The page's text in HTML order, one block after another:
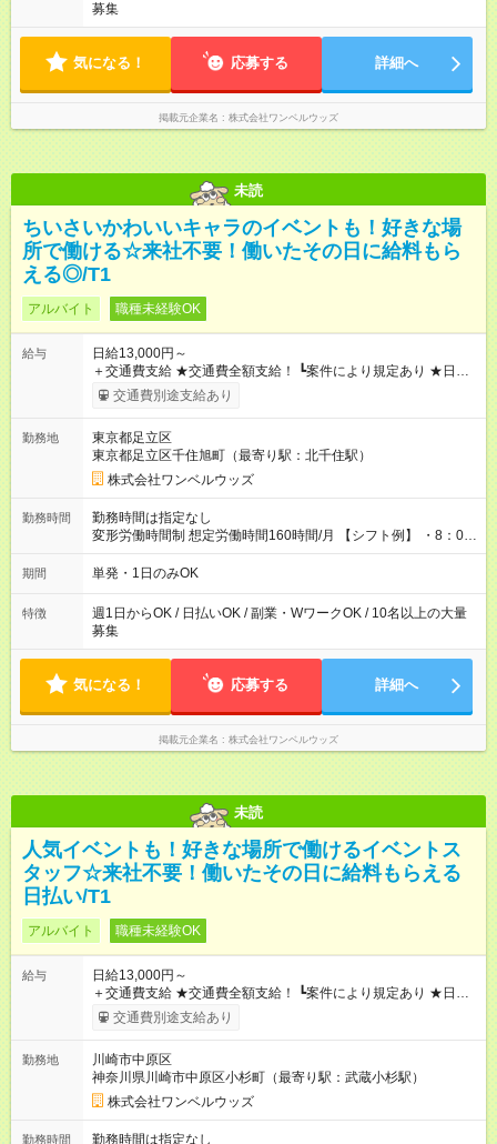
募集
気になる！ 応募する 詳細へ
掲載元企業名 株式会社ワンベルウッズ
未読
ちいさいかわいいキャラのイベントも！好きな場
所で働ける☆来社不要！働いたその日に給料もら
える◎/T1
アルバイト 職種未経験OK
給与
日給13,000円～
＋交通費支給 ★交通費全額支給！ ┗案件により規定あり ★日払
いOK！（規定あり） ┗働いたその日に現金GET♪ お仕事後はコ
ンビニATMから 日払い分を引き落とせます！ 【試用期間】試
交通費別途支給あり
勤務地
東京都足立区
東京都足立区千住旭町（最寄り駅：北千住駅）
株式会社ワンベルウッズ
勤務時間
勤務時間は指定なし
変形労働時間制 想定労働時間160時間/月 【シフト例】 ・8：00
～21：00
期間 単発・1日のみOK
特徴
週1日からOK / 日払いOK / 副業・WワークOK / 10名以上の大量
募集
気になる！ 応募する 詳細へ
掲載元企業名 株式会社ワンベルウッズ
未読
人気イベントも！好きな場所で働けるイベントス
タッフ☆来社不要！働いたその日に給料もらえる
日払い/T1
アルバイト 職種未経験OK
給与
日給13,000円～
＋交通費支給 ★交通費全額支給！ ┗案件により規定あり ★日払
いOK！（規定あり） ┗働いたその日に現金GET♪ お仕事後はコ
ンビニATMから 日払い分を引き落とせます！ 【試用期間】試
交通費別途支給あり
勤務地
川崎市中原区
神奈川県川崎市中原区小杉町（最寄り駅：武蔵小杉駅）
株式会社ワンベルウッズ
勤務時間
勤務時間は指定なし